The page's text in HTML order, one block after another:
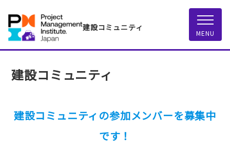
建設コミュニティ
MENU
建設コミュニティ
建設コミュニティの参加メンバーを募集中
です！